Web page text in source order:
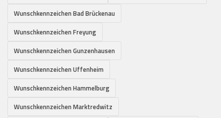
Wunschkennzeichen Bad Brückenau
Wunschkennzeichen Freyung
Wunschkennzeichen Gunzenhausen
Wunschkennzeichen Uffenheim
Wunschkennzeichen Hammelburg
Wunschkennzeichen Marktredwitz